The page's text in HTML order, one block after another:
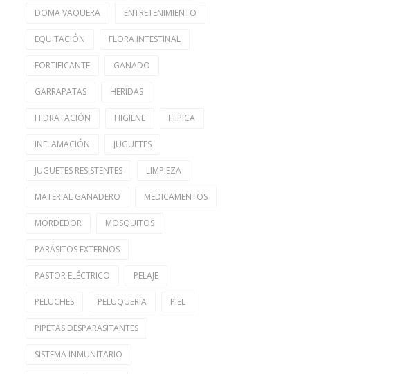
DOMA VAQUERA ENTRETENIMIENTO
EQUITACIÓN FLORA INTESTINAL
FORTIFICANTE GANADO
GARRAPATAS HERIDAS
HIDRATACIÓN HIGIENE HIPICA
INFLAMACIÓN JUGUETES
JUGUETES RESISTENTES LIMPIEZA
MATERIAL GANADERO MEDICAMENTOS
MORDEDOR MOSQUITOS
PARÁSITOS EXTERNOS
PASTOR ELÉCTRICO PELAJE
PELUCHES PELUQUERÍA PIEL
PIPETAS DESPARASITANTES
SISTEMA INMUNITARIO